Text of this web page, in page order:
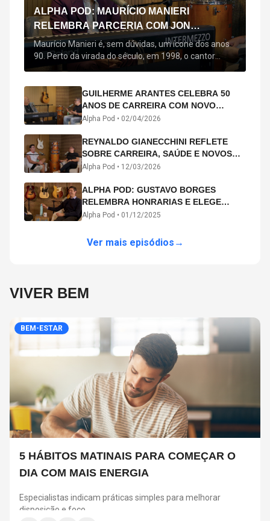
ALPHA POD: MAURÍCIO MANIERI
RELEMBRA PARCERIA COM JON
SECADA, ORIGEM DE "BEM QUERER" E
MAIS
Maurício Manieri é, sem dúvidas, um ícone dos anos
90. Perto da virada do século, em 1998, o cantor
estreou oficialmente com o seu primeiro disco, "A
acompanham até hoje, quase trinta anos mais tarde:
"Bem Querer" e "Minha Menina". Em 2026, o astro
segue com o […]
GUILHERME ARANTES CELEBRA 50
ANOS DE CARREIRA COM NOVO
ÁLBUM INTERDIMENSIONAL E TURNÊ
Alpha Pod • 02/04/2026
REYNALDO GIANECCHINI REFLETE
SOBRE CARREIRA, SAÚDE E NOVOS
CAMINHOS ARTÍSTICOS NO ALPHA
Alpha Pod • 12/03/2026
ALPHA POD: GUSTAVO BORGES
RELEMBRA HONRARIAS E ELEGE
MICHAEL PHELPS O MAIOR ATLETA DA
Alpha Pod • 01/12/2025
Ver mais episódios →
VIVER BEM
BEM-ESTAR
5 HÁBITOS MATINAIS PARA COMEÇAR O
DIA COM MAIS ENERGIA
Especialistas indicam práticas simples para melhorar
disposição e foco